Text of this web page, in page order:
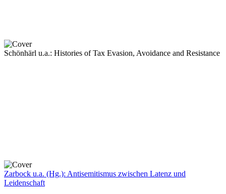
Schönhärl u.a.: Histories of Tax Evasion, Avoidance and Resistance
Zarbock u.a. (Hg.): Antisemitismus zwischen Latenz und
Leidenschaft